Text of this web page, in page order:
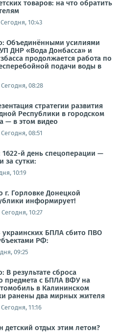
товаров: на что обратить
Сегодня, 10:43
Объединёнными усилиями
ДНР «Вода Донбасса» и
продолжается работа по
подачи воды в
Сегодня, 08:28
стратегии развития
Республики в городском
— в этом видео
Сегодня, 08:51
й день спецоперации —
за сутки:
10:19
Горловке Донецкой
информирует!
Сегодня, 10:27
украинских БПЛА сбито ПВО
РФ:
09:25
В результате сброса
предмета с БПЛА ВФУ на
в Калининском
ранены два мирных жителя
Сегодня, 11:16
детский отдых этим летом?